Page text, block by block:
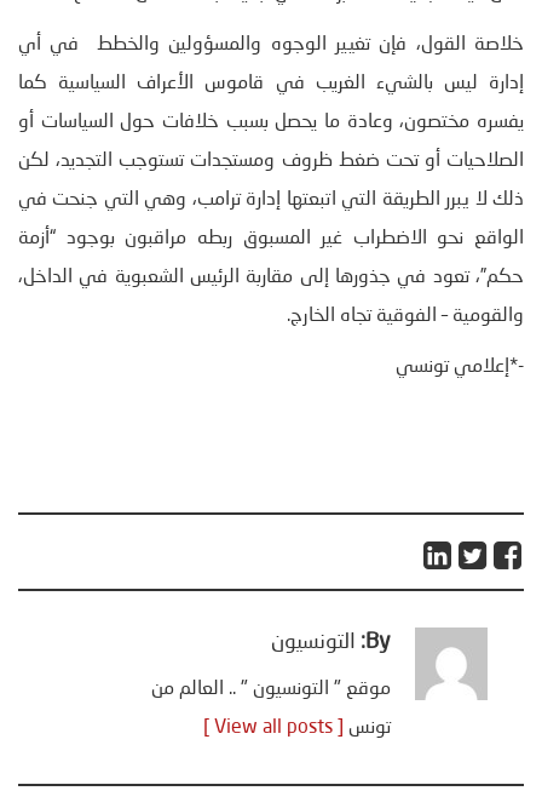
خلاصة القول، فإن تغيير الوجوه والمسؤولين والخطط في أي
إدارة ليس بالشيء الغريب في قاموس الأعراف السياسية كما
يفسره مختصون، وعادة ما يحصل بسبب خلافات حول السياسات أو
الصلاحيات أو تحت ضغط ظروف ومستجدات تستوجب التجديد، لكن
ذلك لا يبرر الطريقة التي اتبعتها إدارة ترامب، وهي التي جنحت في
الواقع نحو الاضطراب غير المسبوق ربطه مراقبون بوجود “أزمة
حكم”، تعود في جذورها إلى مقاربة الرئيس الشعبوية في الداخل،
والقومية – الفوقية تجاه الخارج.
-*إعلامي تونسي
By: التونسيون
موقع " التونسيون " .. العالم من
تونس